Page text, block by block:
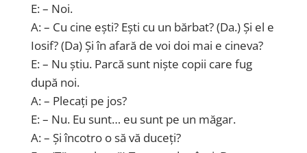
E: – Noi.
A: – Cu cine ești? Ești cu un bărbat? (Da.) Și el e
Iosif? (Da) Și în afară de voi doi mai e cineva?
E: – Nu știu. Parcă sunt niște copii care fug
după noi.
A: – Plecați pe jos?
E: – Nu. Eu sunt… eu sunt pe un măgar.
A: – Și încotro o să vă duceți?